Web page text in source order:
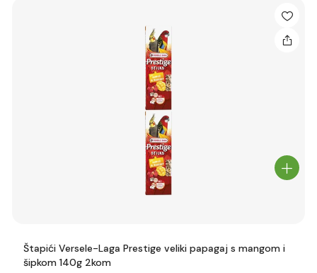
Štapići Versele-Laga Prestige veliki papagaj s mangom i
šipkom 140g 2kom